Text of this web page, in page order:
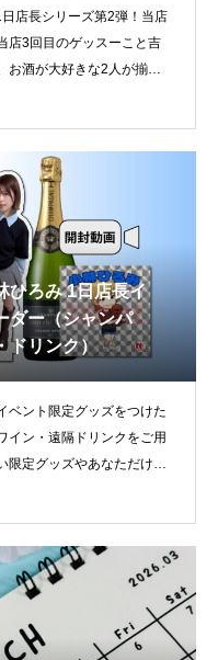
店長シリーズ第2弾！当店
店3回目のゲッスーこと吉
お酒が大好きな2人が揃っ
ひろみ 1日店長イ
ダー（シャンパ
ドリンク）
ベント限定グッズをつけた
イン・遠隔ドリンクをご用
限定グッズやあなただけへ